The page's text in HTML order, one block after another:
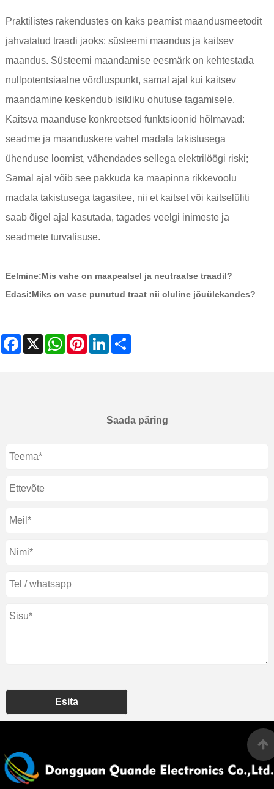
Praktilistes rakendustes on kaks peamist maandusmeetodit
jahvatatud traadi jaoks: süsteemi maandus ja kaitsev
maandus. Süsteemi maandamise eesmärk on kehtestada
nullpotentsiaalne võrdluspunkt, samal ajal kui kaitsev
maandamine keskendub isikliku ohutuse tagamisele.
Kaitsva maanduse konkreetsed funktsioonid hõlmavad:
seadme ja maanduskere vahel madala takistusega
ühenduse loomist, vähendades sellega elektrilöögi riski;
Samal ajal võib see pakkuda ka maapinna rikkevoolu
madala takistusega tagasitee, nii et kaitset või kaitselüliti
saab õigel ajal kasutada, tagades veelgi inimeste ja
seadmete turvalisuse.
Eelmine:Mis vahe on maapealsel ja neutraalse traadil?
Edasi:Miks on vase punutud traat nii oluline jõuülekandes?
Facebook
X WhatsAppPinterestLinkedIn
Saada päring
Esita